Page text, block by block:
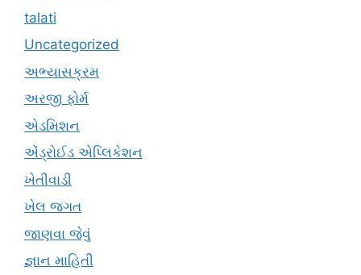
talati
Uncategorized
અભ્યાસક્રમ
અરજી ફોર્મ
એડમિશન
એંડ્રોઈડ એપ્લિકેશન
ખેતીવાડી
ખેલ જગત
જાણવા જેવું
જ્ઞાન માહિતી